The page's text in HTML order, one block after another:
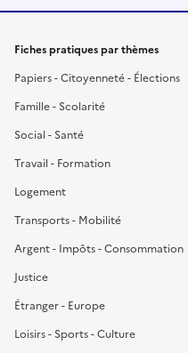
Fiches pratiques par thèmes
Papiers - Citoyenneté - Élections
Famille - Scolarité
Social - Santé
Travail - Formation
Logement
Transports - Mobilité
Argent - Impôts - Consommation
Justice
Étranger - Europe
Loisirs - Sports - Culture